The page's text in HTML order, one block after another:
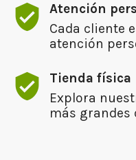
Atención
Cada cliente
atención
Tienda física
Explora
más grandes